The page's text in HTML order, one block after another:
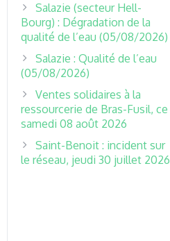
Salazie (secteur Hell-
Bourg) : Dégradation de la
qualité de l’eau (05/08/2026)
Salazie : Qualité de l’eau
(05/08/2026)
Ventes solidaires à la
ressourcerie de Bras-Fusil, ce
samedi 08 août 2026
Saint-Benoit : incident sur
le réseau, jeudi 30 juillet 2026